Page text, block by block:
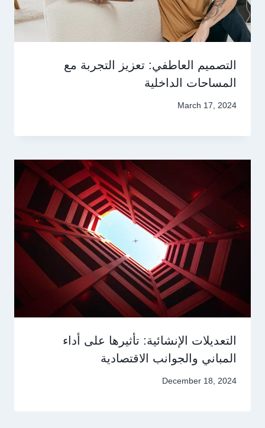
التصميم العاطفي: تعزيز التجربة مع
المساحات الداخلية
March 17, 2024
التعديلات الإنشائية: تأثيرها على أداء
المباني والجوانب الاقتصادية
December 18, 2024